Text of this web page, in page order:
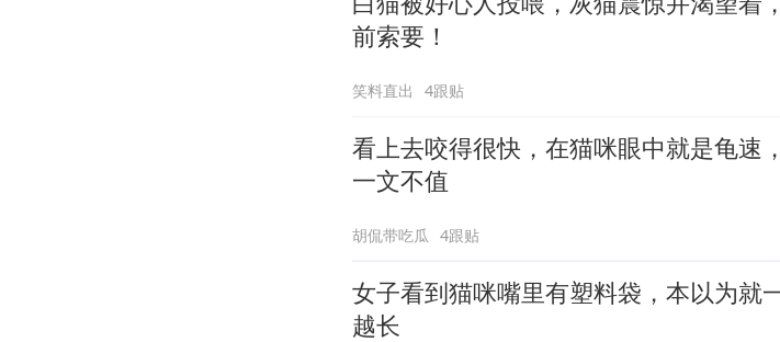
前索要！
笑料直出 4跟贴
看上去咬得很快，在猫咪眼中就是龟速
一文不值
胡侃带吃瓜 4跟贴
女子看到猫咪嘴里有塑料袋，本以为就
越长